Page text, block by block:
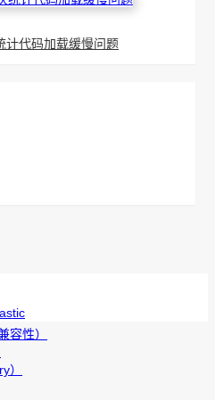
计代码加载缓慢问题
容性）
）